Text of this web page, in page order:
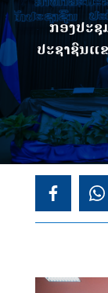
ກອງປະຊຸ
ປະຊາຊົນແ